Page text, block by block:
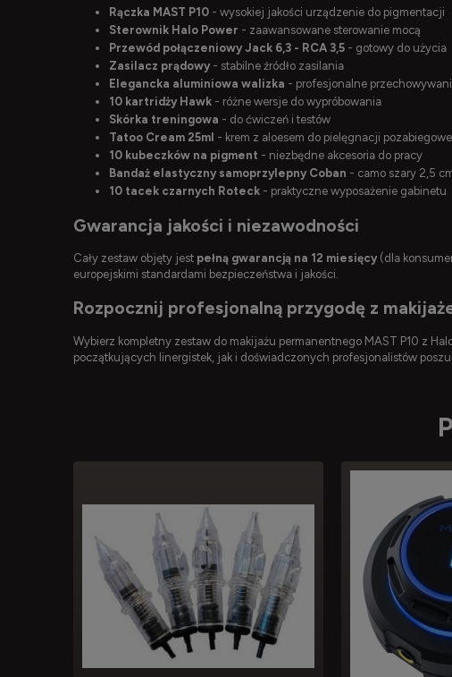
Rączka MAST P10 - wysokiej jakości urządzenie do pigmentacji
Sterownik Halo Power - zaawansowane sterowanie mocą
Przewód połączeniowy Jack 6,3 - RCA 3,5 - gotowy do użycia
Zasilacz prądowy- stabilne źródło zasilania
Elegancka aluminiowa walizka - profesjonalne
10 kartridży Hawk - różne wersje do wypróbowania
Skórka treningowa - do ćwiczeń i testów
Tatoo Cream 25ml - krem z aloesem do pielęgnacji
10 kubeczków na pigment - niezbędne akcesoria do pracy
Bandaż elastyczny samoprzylepny Coban - camo szary 2,5
10 tacek czarnych Roteck - praktyczne wyposażenie gabinetu
Gwarancja jakości i niezawodności
Cały zestaw objęty jest pełną gwarancją na 12 miesięcy(dla
europejskimi standardami bezpieczeństwa i jakości.
Rozpocznij profesjonalną przygodę z
Wybierz kompletny zestaw do makijażu permanentnego MAST P10 z
początkujących linergistek, jak i doświadczonych profesjonalistów